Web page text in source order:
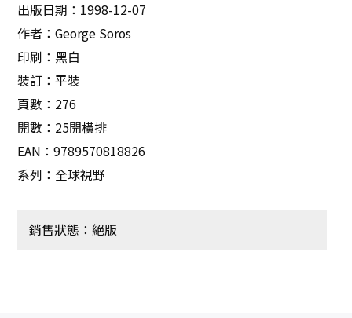
出版日期：1998-12-07
作者：George Soros
印刷：黑白
裝訂：平裝
頁數：276
開數：25開橫排
EAN：9789570818826
系列：全球視野
銷售狀態：絕版